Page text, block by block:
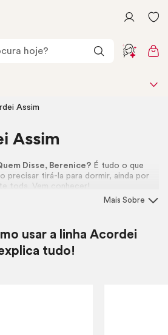
Assim
Assim
Disse, Berenice? É tudo o que
precisar tirá-la para dormir, ainda por
toda. Vem conhecer!
Mais Sobre
usar a linha Acordei
tudo!